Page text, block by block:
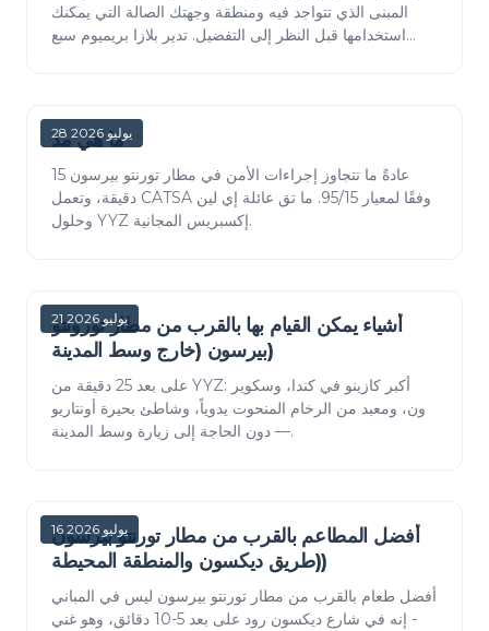
المبنى الذي تتواجد فيه ومنطقة وجهتك الصالة التي يمكنك
استخدامها قبل النظر إلى التفضيل. تدير بلازا بريميوم سبع
28 يوليو 2026
ما هي مد
عادةً ما تتجاوز إجراءات الأمن في مطار تورنتو بيرسون 15
دقيقة، وتعمل CATSA وفقًا لمعيار 95/15. ما تق عائلة إي لين
وحلول YYZ إكسبريس المجانية.
21 يوليو 2026
أشياء يمكن القيام بها بالقرب من مطار تورونتو
بيرسون (خارج وسط المدينة)
على بعد 25 دقيقة من YYZ: أكبر كازينو في كندا، وسكوير
ون، ومعبد من الرخام المنحوت يدوياً، وشاطئ بحيرة أونتاريو
— دون الحاجة إلى زيارة وسط المدينة.
16 يوليو 2026
أفضل المطاعم بالقرب من مطار تورنتو بيرسون
(طريق ديكسون والمنطقة المحيطة)
أفضل طعام بالقرب من مطار تورنتو بيرسون ليس في المباني
- إنه في شارع ديكسون رود على بعد 5-10 دقائق، وهو غني